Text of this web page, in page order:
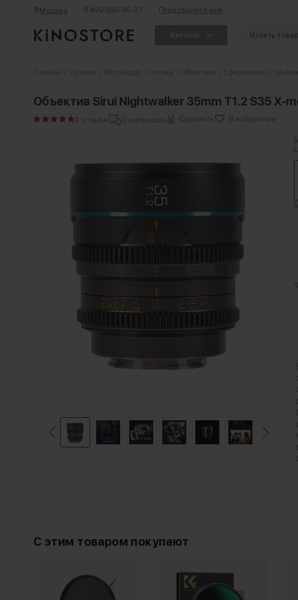
Москва 8 499 500-96-27 Перезвоните мне
Главная Каталог Фото/видео Оптика Объективы Сферические /
Объектив Sirui Nightwalker 35mm T1.2 S35 X-
3 отзыва 0 вопросов Сравнить В избранное
С этим товаром покупают